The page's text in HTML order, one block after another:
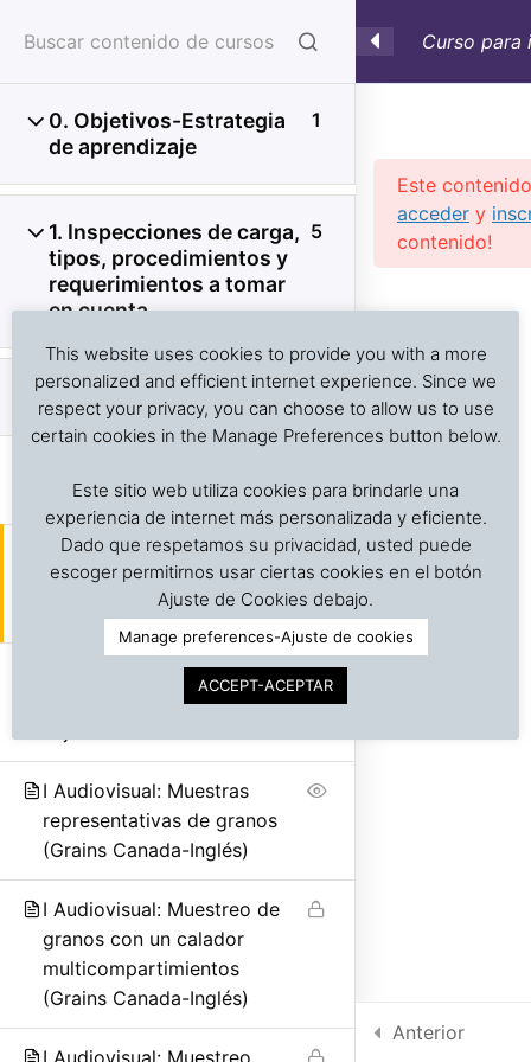
Previous Slide
Investigación de daños a alimentos en contenedores
temperatura, ventilación, demoras, condición del
producto, embalaje, estiba y transferencia de carga.
Daños en el transporte marítimo
Curso para
0. Objetivos-Estrategia
de aprendizaje
1
1. Inspecciones de carga,
tipos, procedimientos y
requerimientos a tomar
en cuenta
5
2. Toma de muestras 10
estadístico
I Audiovisuales: Muestreo
estadístico (Español e
I 2.2 Toma de muestras de
productos a granel, sacos y
I Audiovisual: Muestras
representativas de granos
(Grains Canada-Inglés)
I Audiovisual: Muestreo de
granos con un calador
multicompartimientos
(Grains Canada-Inglés)
I Audiovisual: Muestreo
Este
acceder y
contenido!
Anterior
Copyright | Derechos reservados | Dr. J. A. Barreiro
Cargo Inspection Service LLC | 2018-2025
Política de Privacidad
Condiciones de uso
This website uses cookies to provide you with a more
personalized and efficient internet experience. Since we
respect your privacy, you can choose to allow us to use
certain cookies in the Manage Preferences button below.
Este sitio web utiliza cookies para brindarle una
experiencia de internet más personalizada y eficiente.
Dado que respetamos su privacidad, usted puede
escoger permitirnos usar ciertas cookies en el botón
Ajuste de Cookies debajo.
Manage preferences-Ajuste de cookies
ACCEPT-ACEPTAR